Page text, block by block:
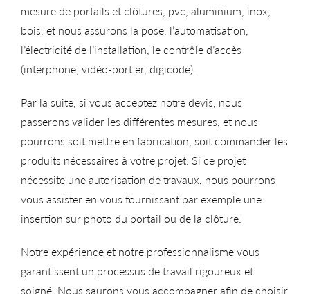
mesure de portails et clôtures, pvc, aluminium, inox,
bois, et nous assurons la pose, l’automatisation,
l’électricité de l’installation, le contrôle d’accès
(interphone, vidéo-portier, digicode).
Par la suite, si vous acceptez notre devis, nous
passerons valider les différentes mesures, et nous
pourrons soit mettre en fabrication, soit commander les
produits nécessaires à votre projet. Si ce projet
nécessite une autorisation de travaux, nous pourrons
vous assister en vous fournissant par exemple une
insertion sur photo du portail ou de la clôture.
Notre expérience et notre professionnalisme vous
garantissent un processus de travail rigoureux et
soigné. Nous saurons vous accompagner afin de choisir